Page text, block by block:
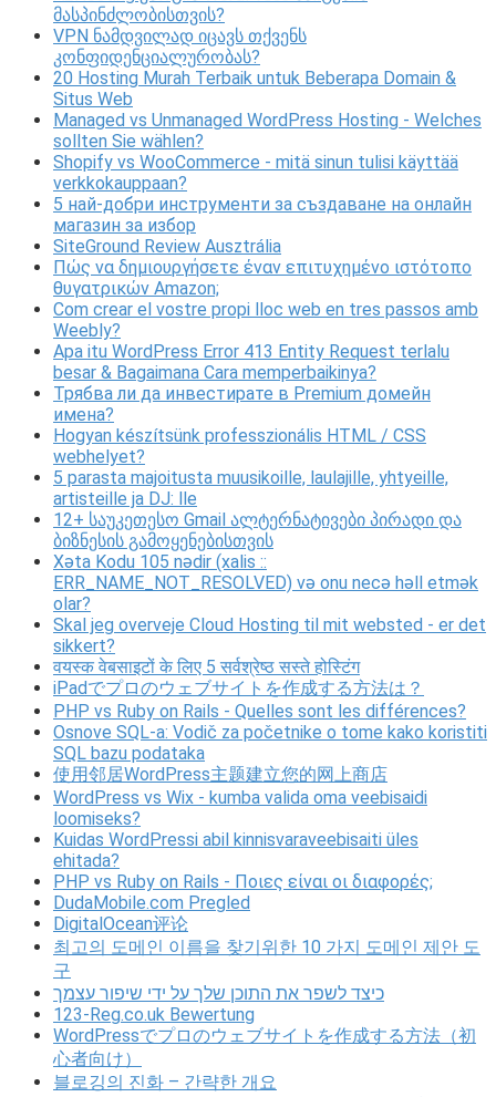
მასპინძლობისთვის?
VPN ნამდვილად იცავს თქვენს
კონფიდენციალურობას?
20 Hosting Murah Terbaik untuk Beberapa Domain &
Situs Web
Managed vs Unmanaged WordPress Hosting - Welches
sollten Sie wählen?
Shopify vs WooCommerce - mitä sinun tulisi käyttää
verkkokauppaan?
5 най-добри инструменти за създаване на онлайн
магазин за избор
SiteGround Review Ausztrália
Πώς να δημιουργήσετε έναν επιτυχημένο ιστότοπο
θυγατρικών Amazon;
Com crear el vostre propi lloc web en tres passos amb
Weebly?
Apa itu WordPress Error 413 Entity Request terlalu
besar & Bagaimana Cara memperbaikinya?
Трябва ли да инвестирате в Premium домейн
имена?
Hogyan készítsünk professzionális HTML / CSS
webhelyet?
5 parasta majoitusta muusikoille, laulajille, yhtyeille,
artisteille ja DJ: lle
12+ საუკეთესო Gmail ალტერნატივები პირადი და
ბიზნესის გამოყენებისთვის
Xəta Kodu 105 nədir (xalis ::
ERR_NAME_NOT_RESOLVED) və onu necə həll etmək
olar?
Skal jeg overveje Cloud Hosting til mit websted - er det
sikkert?
वयस्क वेबसाइटों के लिए 5 सर्वश्रेष्ठ सस्ते होस्टिंग
iPadでプロのウェブサイトを作成する方法は？
PHP vs Ruby on Rails - Quelles sont les différences?
Osnove SQL-a: Vodič za početnike o tome kako koristiti
SQL bazu podataka
使用邻居WordPress主题建立您的网上商店
WordPress vs Wix - kumba valida oma veebisaidi
loomiseks?
Kuidas WordPressi abil kinnisvaraveebisaiti üles
ehitada?
PHP vs Ruby on Rails - Ποιες είναι οι διαφορές;
DudaMobile.com Pregled
DigitalOcean评论
최고의 도메인 이름을 찾기위한 10 가지 도메인 제안 도
구
כיצד לשפר את התוכן שלך על ידי שיפור עצמך
123-Reg.co.uk Bewertung
WordPressでプロのウェブサイトを作成する方法（初
心者向け）
블로깅의 진화 – 간략한 개요